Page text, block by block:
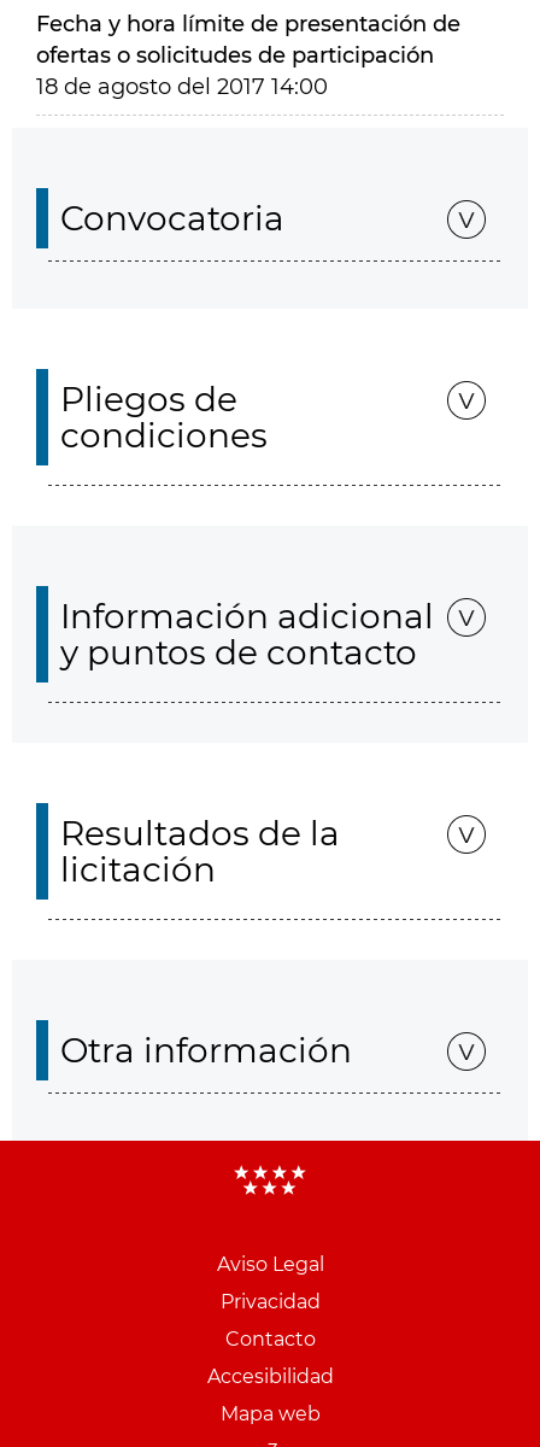
Fecha y hora límite de presentación de
ofertas o solicitudes de participación
18 de agosto del 2017 14:00
Convocatoria
Pliegos de
condiciones
Información adicional
y puntos de contacto
Resultados de la
licitación
Otra información
Aviso Legal
Privacidad
Contacto
Accesibilidad
Mapa web